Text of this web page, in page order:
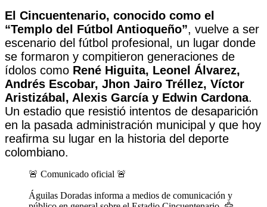
El Cincuentenario, conocido como el
“Templo del Fútbol Antioqueño”, vuelve a ser
escenario del fútbol profesional, un lugar donde
se formaron y compitieron generaciones de
ídolos como René Higuita, Leonel Álvarez,
Andrés Escobar, Jhon Jairo Tréllez, Víctor
Aristizábal, Alexis García y Edwin Cardona.
Un estadio que resistió intentos de desaparición
en la pasada administración municipal y que hoy
reafirma su lugar en la historia del deporte
colombiano.
🚨 Comunicado oficial 🚨
Águilas Doradas informa a medios de comunicación y